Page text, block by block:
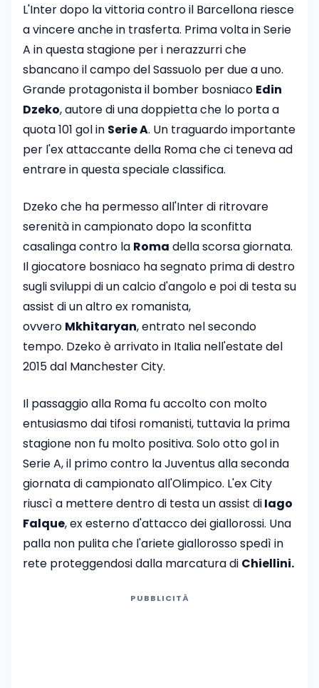
L'Inter dopo la vittoria contro il Barcellona riesce
a vincere anche in trasferta. Prima volta in Serie
A in questa stagione per i nerazzurri che
sbancano il campo del Sassuolo per due a uno.
Grande protagonista il bomber bosniaco Edin
Dzeko, autore di una doppietta che lo porta a
quota 101 gol in Serie A. Un traguardo importante
per l'ex attaccante della Roma che ci teneva ad
entrare in questa speciale classifica.
Dzeko che ha permesso all'Inter di ritrovare
serenità in campionato dopo la sconfitta
casalinga contro la Roma della scorsa giornata.
Il giocatore bosniaco ha segnato prima di destro
sugli sviluppi di un calcio d'angolo e poi di testa su
assist di un altro ex romanista,
ovvero Mkhitaryan, entrato nel secondo
tempo. Dzeko è arrivato in Italia nell'estate del
2015 dal Manchester City.
Il passaggio alla Roma fu accolto con molto
entusiasmo dai tifosi romanisti, tuttavia la prima
stagione non fu molto positiva. Solo otto gol in
Serie A, il primo contro la Juventus alla seconda
giornata di campionato all'Olimpico. L'ex City
riuscì a mettere dentro di testa un assist diIago
Falque, ex esterno d'attacco dei giallorossi. Una
palla non pulita che l'ariete giallorosso spedì in
rete proteggendosi dalla marcatura di Chiellini.
PUBBLICITÀ